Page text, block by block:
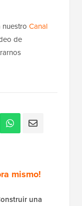
nuestro Canal
de
mismo!
una